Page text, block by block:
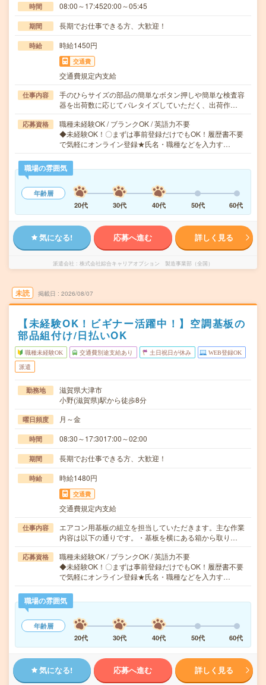
時間 08:00～17:4520:00～05:45
期間 長期でお仕事できる方、大歓迎！
時給 時給1450円
交通費
交通費規定内支給
仕事内容
手のひらサイズの部品の簡単なボタン押しや簡単な検査容
器を出荷数に応じてパレタイズしていただく、出荷作…
応募資格
職種未経験OK / ブランクOK / 英語力不要
◆未経験OK！〇まずは事前登録だけでもOK！履歴書不要
で気軽にオンライン登録★氏名・職種などを入力す…
職場の雰囲気
年齢層
20代
30代 40代 50代 60代
気になる! 応募へ進む 詳しく見る
派遣会社 株式会社綜合キャリアオプション 製造事業部（全国）
未読 掲載日 2026/08/07
【未経験OK！ビギナー活躍中！】空調基板の
部品組付け/日払いOK
職種未経験OK 交通費別途支給あり 土日祝日が休み WEB登録OK
派遣
勤務地
滋賀県大津市
小野(滋賀県)駅から徒歩8分
曜日頻度 月～金
時間 08:30～17:3017:00～02:00
期間 長期でお仕事できる方、大歓迎！
時給 時給1480円
交通費
交通費規定内支給
仕事内容
エアコン用基板の組立を担当していただきます。主な作業
内容は以下の通りです。・基板を横にある箱から取り…
応募資格
職種未経験OK / ブランクOK / 英語力不要
◆未経験OK！〇まずは事前登録だけでもOK！履歴書不要
で気軽にオンライン登録★氏名・職種などを入力す…
職場の雰囲気
年齢層
20代
30代 40代 50代 60代
気になる! 応募へ進む 詳しく見る